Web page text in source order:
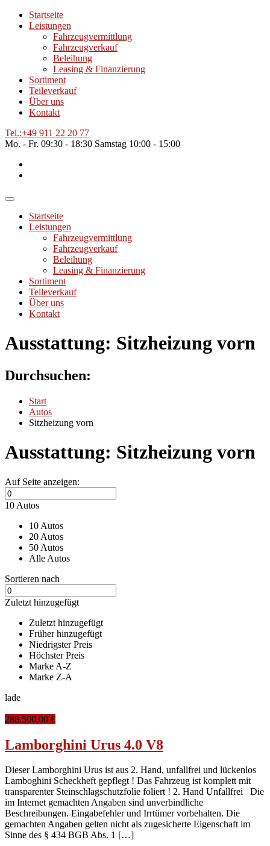
Startseite
Leistungen
Fahrzeugvermittlung
Fahrzeugverkauf
Beleihung
Leasing & Finanzierung
Sortiment
Teileverkauf
Über uns
Kontakt
Tel.:+49 911 22 20 77
Mo. - Fr. 09:30 - 18:30 Samstag 10:00 - 15:00
Startseite
Leistungen
Fahrzeugvermittlung
Fahrzeugverkauf
Beleihung
Leasing & Finanzierung
Sortiment
Teileverkauf
Über uns
Kontakt
Ausstattung: Sitzheizung vorn
Durchsuchen:
Start
Autos
Sitzheizung vorn
Ausstattung: Sitzheizung vorn
Auf Seite anzeigen:
10 Autos
10 Autos
20 Autos
50 Autos
Alle Autos
Sortieren nach
Zuletzt hinzugefügt
Zuletzt hinzugefügt
Früher hinzugefügt
Niedrigster Preis
Höchster Preis
Marke A-Z
Marke Z-A
lade
288.500,00 €
Lamborghini Urus 4.0 V8
Dieser Lamborghini Urus ist aus 2. Hand, unfallfrei und lückenlos
Lamboghini Scheckheft gepflegt ! Das Fahrzeug ist komplett mit
transparenter Steinschlagschutzfolie foliert ! 2. Hand Unfallfrei Die
im Internet gemachten Angaben sind unverbindliche
Beschreibungen. Eingabefehler und Irrtümer vorbehalten. Die
gemachten Angaben gelten nicht als zugesicherte Eigenschaft im
Sinne des § 434 BGB Abs. 1 […]